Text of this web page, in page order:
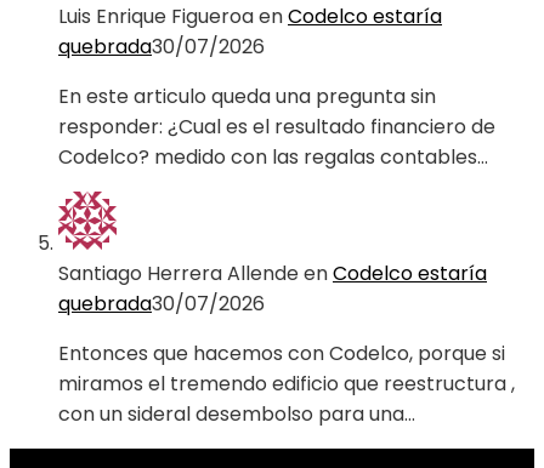
Luis Enrique FigueroaenCodelco estaría
quebrada30/07/2026
En este articulo queda una pregunta sin
responder: ¿Cual es el resultado financiero de
Codelco? medido con las regalas contables…
Santiago Herrera AllendeenCodelco estaría
quebrada30/07/2026
Entonces que hacemos con Codelco, porque si
miramos el tremendo edificio que reestructura ,
con un sideral desembolso para una…